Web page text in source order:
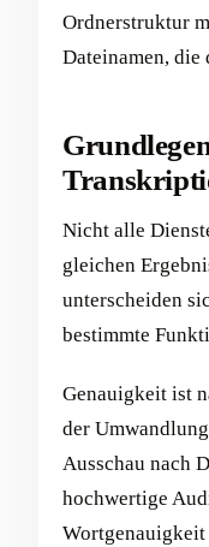
Ordnerstruktur
Dateinamen, die
Nicht alle
gleichen
unterscheiden
bestimmte
Genauigkeit ist
der
Ausschau nach
hochwertige
Wortgenauigkeit